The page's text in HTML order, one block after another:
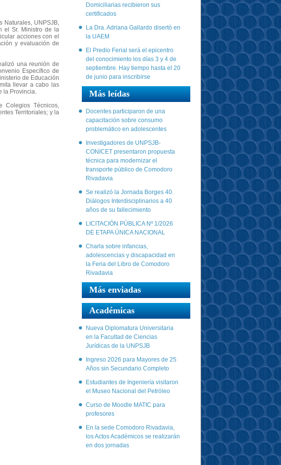
Naturales, UNPSJB,
el Sr. Ministro de la
acciones con el
y evaluación de
una reunión de
Específico de
de Educación
llevar a cabo las
la Provincia.
Colegios Técnicos,
Territoriales; y la
Domiciliarias recibieron sus
certificados
La Dra. Adriana Gallardo disertó en
la UAEM
El Predio Ferial será el epicentro
del conocimiento los días 3 y 4 de
septiembre. Hay tiempo hasta el 20
de junio para inscribirse
Más leídas
Docentes participaron de una
capacitación sobre consumo
problemático en adolescentes
Investigadores de UNPSJB-
CONICET presentaron propuesta
técnica para modernizar el
transporte público de Comodoro
Rivadavia
Se realizó la Jornada Borges 40.
Diálogos Interdisciplinarios a 40
años de su fallecimiento
LICITACIÓN PÚBLICA Nº 1/2026
DE ETAPA ÚNICA NACIONAL
Charla sobre infancias,
adolescencias y discapacidad en
la Feria del Libro de Comodoro
Rivadavia
Más enviadas
Académicas
Nueva Diplomatura Universitaria
en la Facultad de Ciencias
Jurídicas de la UNPSJB
Ingreso 2026 para Mayores de 25
Años sin Secundario Completo
Estudiantes de Ingeniería visitaron
el Museo Nacional del Petróleo
Curso de Moodle MATIC para
profesores
En la sede Comodoro Rivadavia,
los Actos Académicos se realizarán
en dos jornadas